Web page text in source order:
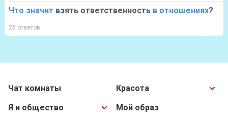
Что значит взять ответственность в отношениях?
26 ответов
Чат комнаты
Я и общество
Красота
Мой образ